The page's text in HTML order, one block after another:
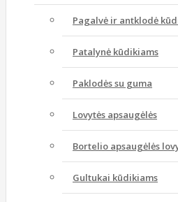
Pagalvė ir antklodė
Patalynė kūdikiams
Paklodės su guma
Lovytės apsaugėlės
Bortelio apsaugėlės
Gultukai kūdikiams